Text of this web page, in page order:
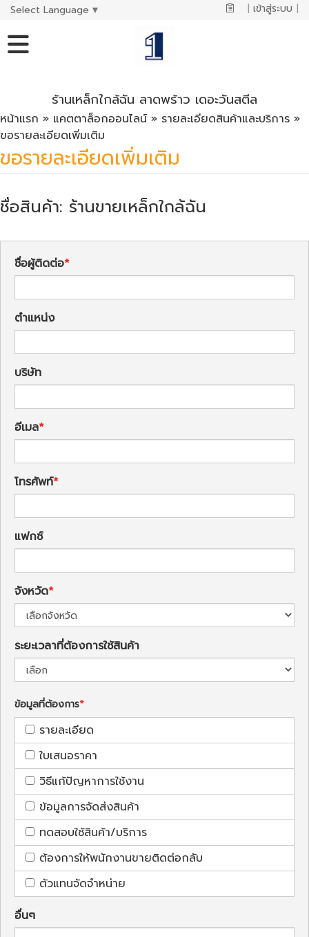
Select Language ▼ | เข้าสู่ระบบ |
ร้านเหล็กใกล้ฉัน ลาดพร้าว เดอะวันสตีล
หน้าแรก » แคตตาล็อกออนไลน์ » รายละเอียดสินค้าและบริการ »
ขอรายละเอียดเพิ่มเติม
ขอรายละเอียดเพิ่มเติม
ชื่อสินค้า: ร้านขายเหล็กใกล้ฉัน
ชื่อผู้ติดต่อ
ตำแหน่ง
บริษัท
อีเมล
โทรศัพท์
แฟกซ์
จังหวัด
ระยะเวลาที่ต้องการใช้สินค้า
ข้อมูลที่ต้องการ
รายละเอียด
ใบเสนอราคา
วิธีแก้ปัญหาการใช้งาน
ข้อมูลการจัดส่งสินค้า
ทดสอบใช้สินค้า/บริการ
ต้องการให้พนักงานขายติดต่อกลับ
ตัวแทนจัดจำหน่าย
อื่นๆ